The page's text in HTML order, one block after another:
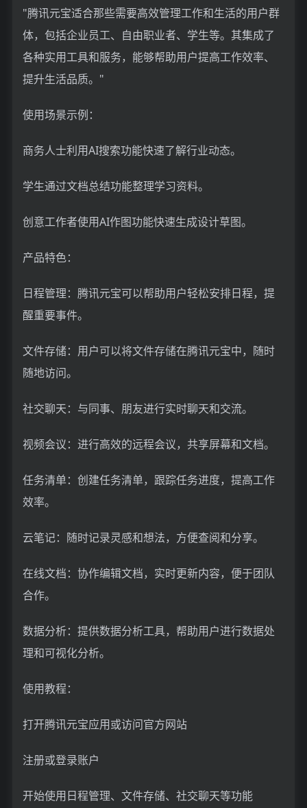
"腾讯元宝适合那些需要高效管理工作和生活的用户群
体，包括企业员工、自由职业者、学生等。其集成了
各种实用工具和服务，能够帮助用户提高工作效率、
提升生活品质。"
使用场景示例：
商务人士利用AI搜索功能快速了解行业动态。
学生通过文档总结功能整理学习资料。
创意工作者使用AI作图功能快速生成设计草图。
产品特色：
日程管理：腾讯元宝可以帮助用户轻松安排日程，提
醒重要事件。
文件存储：用户可以将文件存储在腾讯元宝中，随时
随地访问。
社交聊天：与同事、朋友进行实时聊天和交流。
视频会议：进行高效的远程会议，共享屏幕和文档。
任务清单：创建任务清单，跟踪任务进度，提高工作
效率。
云笔记：随时记录灵感和想法，方便查阅和分享。
在线文档：协作编辑文档，实时更新内容，便于团队
合作。
数据分析：提供数据分析工具，帮助用户进行数据处
理和可视化分析。
使用教程：
打开腾讯元宝应用或访问官方网站
注册或登录账户
开始使用日程管理、文件存储、社交聊天等功能